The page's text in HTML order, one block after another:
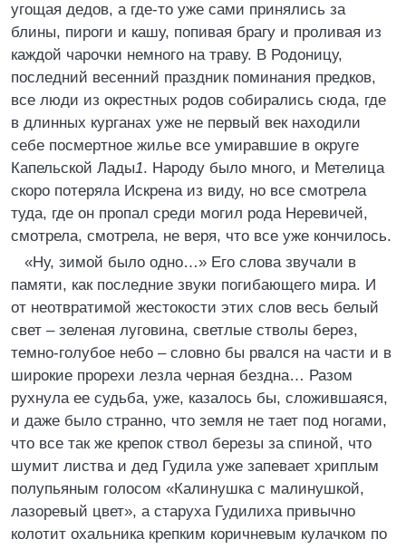
угощая дедов, а где-то уже сами принялись за
блины, пироги и кашу, попивая брагу и проливая из
каждой чарочки немного на траву. В Родоницу,
последний весенний праздник поминания предков,
все люди из окрестных родов собирались сюда, где
в длинных курганах уже не первый век находили
себе посмертное жилье все умиравшие в округе
Капельской Лады1. Народу было много, и Метелица
скоро потеряла Искрена из виду, но все смотрела
туда, где он пропал среди могил рода Неревичей,
смотрела, смотрела, не веря, что все уже кончилось.
«Ну, зимой было одно…» Его слова звучали в
памяти, как последние звуки погибающего мира. И
от неотвратимой жестокости этих слов весь белый
свет – зеленая луговина, светлые стволы берез,
темно-голубое небо – словно бы рвался на части и в
широкие прорехи лезла черная бездна… Разом
рухнула ее судьба, уже, казалось бы, сложившаяся,
и даже было странно, что земля не тает под ногами,
что все так же крепок ствол березы за спиной, что
шумит листва и дед Гудила уже запевает хриплым
полупьяным голосом «Калинушка с малинушкой,
лазоревый цвет», а старуха Гудилиха привычно
колотит охальника крепким коричневым кулачком по